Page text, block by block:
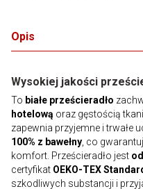
Opis
Wysokiej jakości
To białe prześcieradło
hotelową oraz gęstością
zapewnia przyjemne i trwałe
100% z bawełny , co
komfort. Prześcieradło jest
certyfikat OEKO-TEX
szkodliwych substancji i